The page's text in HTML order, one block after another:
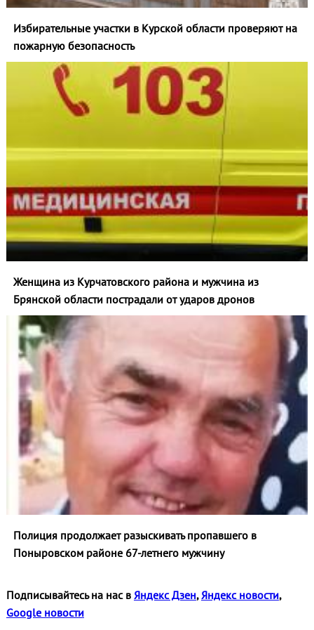
Избирательные участки в Курской области проверяют на
пожарную безопасность
Женщина из Курчатовского района и мужчина из
Брянской области пострадали от ударов дронов
Полиция продолжает разыскивать пропавшего в
Поныровском районе 67-летнего мужчину
Подписывайтесь на нас в Яндекс Дзен, Яндекс новости,
Google новости